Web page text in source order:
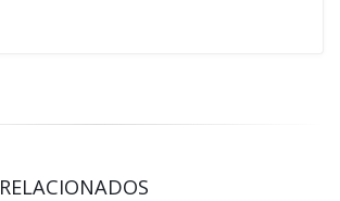
RELACIONADOS